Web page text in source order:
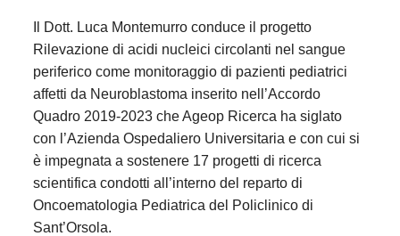
Il Dott. Luca Montemurro conduce il progetto
Rilevazione di acidi nucleici circolanti nel sangue
periferico come monitoraggio di pazienti pediatrici
affetti da Neuroblastoma inserito nell’Accordo
Quadro 2019-2023 che Ageop Ricerca ha siglato
con l’Azienda Ospedaliero Universitaria e con cui si
è impegnata a sostenere 17 progetti di ricerca
scientifica condotti all’interno del reparto di
Oncoematologia Pediatrica del Policlinico di
Sant’Orsola.